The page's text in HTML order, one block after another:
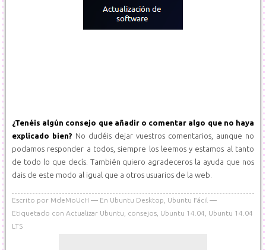
¿Tenéis algún consejo que añadir o comentar algo que no haya
explicado bien? No dudéis dejar vuestros comentarios, aunque no
podamos responder a todos, siempre los leemos y estamos al tanto
de todo lo que decís. También quiero agradeceros la ayuda que nos
dais de este modo al igual que a otros usuarios de la web.
Escrito por MdeMoUcH En Ubuntu Desktop
Ubuntu Fácil
Etiquetado con Actualizar Ubuntu consejos Ubuntu 14.04
Ubuntu 14.04
LTS